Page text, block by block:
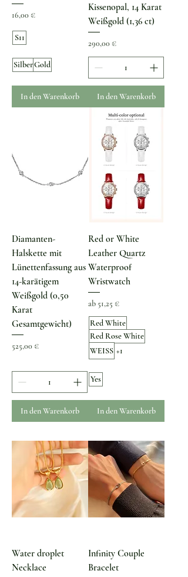
Preis
16,00 €
S11
SilberGold
In den Warenkorb
Kissenopal, 14 Karat
Weißgold (1,36 ct)
Preis
290,00 €
In den Warenkorb
Diamanten-
Halskette mit
Lünettenfassung aus
14-karätigem
Weißgold (0,50
Karat
Gesamtgewicht)
Preis
525,00 €
In den Warenkorb
Red or White
Leather Quartz
Waterproof
Wristwatch
ab 51,25 €
Sale-Preis
Red White
Red Rose White
WEISS +1
Yes
In den Warenkorb
Water droplet
Necklace
Infinity Couple
Bracelet